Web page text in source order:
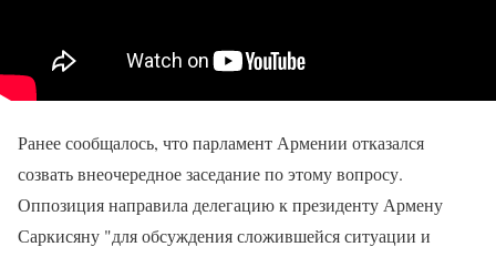
Ранее сообщалось, что парламент Армении отказался
созвать внеочередное заседание по этому вопросу.
Оппозиция направила делегацию к президенту Армену
Саркисяну "для обсуждения сложившейся ситуации и